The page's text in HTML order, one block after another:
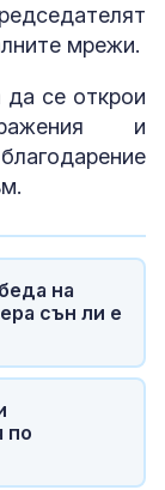
мрежи.
се открои
и
на
сън ли е
по